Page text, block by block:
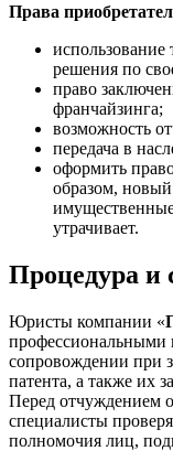
Права
использование
решения по
право
франчайзинга;
возможность
передача в
оформить
образом, новый
утрачивает.
Процедура и
Юристы компании «
профессиональными
сопровождении при
патента, а также их
Перед отчуждением
специалисты
полномочия лиц,